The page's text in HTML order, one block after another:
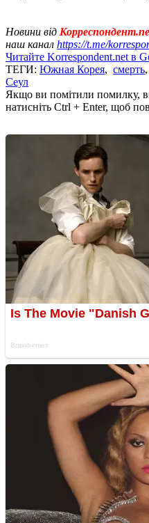
Новини від
наш канал https://t.me/
Читайте Korrespondent.net в
ТЕГИ: Южная Корея, смерть,
Сеул
Якщо ви помітили помилку,
натисніть Ctrl + Enter, щоб